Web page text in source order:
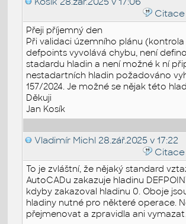
Citace
Přeji příjemný den
Při validaci územního plánu (kontrola
defpoints vyvolává chybu, není
stadardu hladin a není možné k ní
nestadartních hladin požadováno
157/2024. Je možné se nějak této
Děkuji
Jan Kosík
Vladimír Michl 28.zář.2025 v 17:22
Citace
To je zvláštní, že nějaký standard
AutoCADu zakazuje hladinu
kdyby zakazoval hladinu 0. Oboje
hladiny nutné pro některé operace.
přejmenovat a zpravidla ani